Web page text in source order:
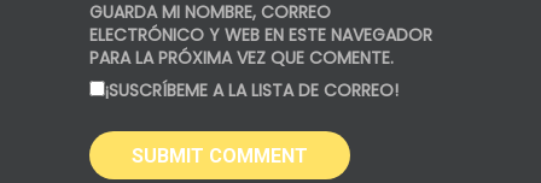
GUARDA MI NOMBRE, CORREO
ELECTRÓNICO Y WEB EN ESTE NAVEGADOR
PARA LA PRÓXIMA VEZ QUE COMENTE.
¡SUSCRÍBEME A LA LISTA DE CORREO!